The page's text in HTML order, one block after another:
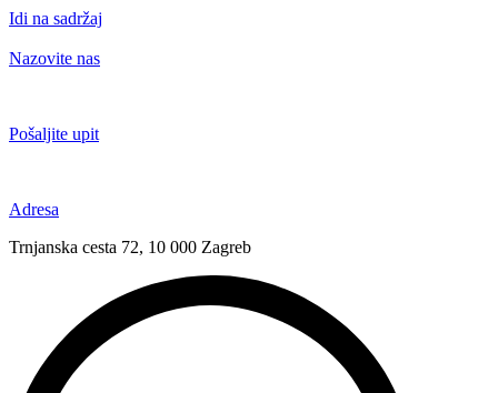
Idi na sadržaj
Nazovite nas
Pošaljite upit
Adresa
Trnjanska cesta 72, 10 000 Zagreb